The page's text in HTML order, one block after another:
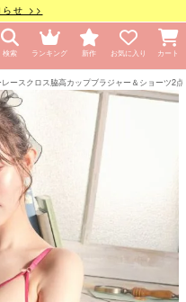
らせ >>
検索 ランキング 新作 お気に入り カート
ースクロス脇高カップブラジャー＆ショーツ2